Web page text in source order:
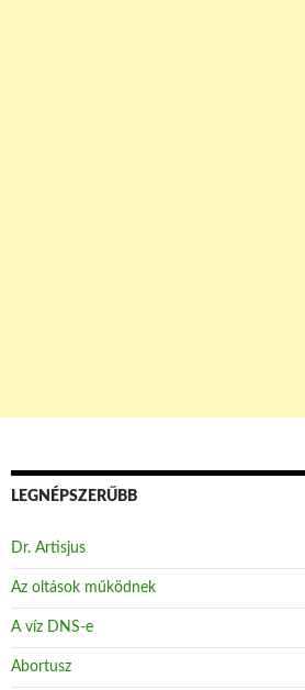
LEGNÉPSZERŰBB
Dr. Artisjus
Az oltások működnek
A víz DNS-e
Abortusz